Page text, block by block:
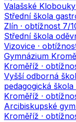
Valašské Klobouky
Střední škola
Zlín · obtížnost 7/
Střední škola
Vizovice ·
Gymnázium
Kroměříž ·
Vyšší odborná
pedagogická
Kroměříž ·
Arcibiskupské
Kroměříž ·